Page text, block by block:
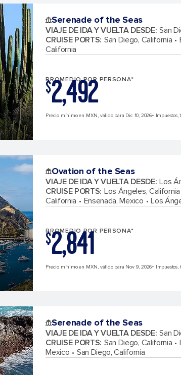
Serenade of the Seas
VIAJE DE IDA Y VUELTA DESDE: San
CRUISE PORTS: San Diego, California
California
PROMEDIO POR PERSONA*
$2,492
Precio mínimo en MXN, válido para Dic 10, 2026+ Impuestos,
Ovation of the Seas
VIAJE DE IDA Y VUELTA DESDE: Los
CRUISE PORTS: Los Ángeles, California
California
Ensenada, Mexico Los
PROMEDIO POR PERSONA*
$2,841
Precio mínimo en MXN, válido para Nov 9, 2026+ Impuestos,
Serenade of the Seas
VIAJE DE IDA Y VUELTA DESDE: San
CRUISE PORTS: San Diego, California
Mexico
San Diego, California